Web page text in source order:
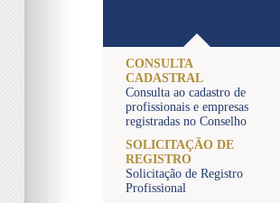
CONSULTA
CADASTRAL
Consulta ao cadastro de
profissionais e empresas
registradas no Conselho
SOLICITAÇÃO DE
REGISTRO
Solicitação de Registro
Profissional